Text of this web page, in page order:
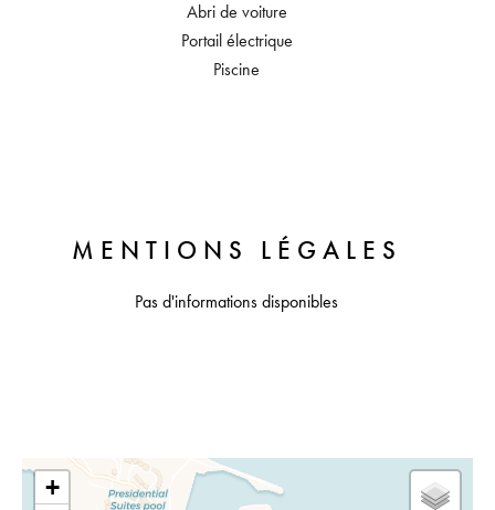
Abri de voiture
Portail électrique
Piscine
MENTIONS LÉGALES
Pas d'informations disponibles
+